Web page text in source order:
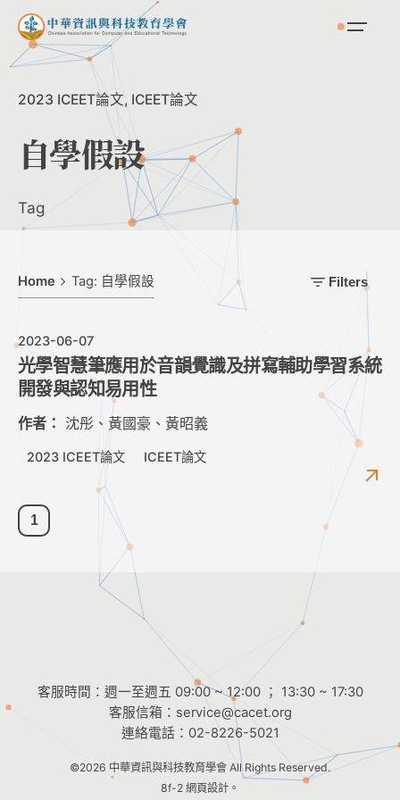
Skip
content
2023 ICEET論文 ICEET論文
自學假設
Tag
Home Tag: 自學假設 Filters
2023-06-07
光學智慧筆應用於音韻覺識及拼寫輔助學習系統
開發與認知易用性
作者： 沈彤、黃國豪、黃昭義
2023 ICEET論文 ICEET論文
1
客服時間：週一至週五 09:00 ~ 12:00 ； 13:30 ~ 17:30
客服信箱： service@cacet.org
連絡電話： 02-8226-5021
©2026 中華資訊與科技教育學會 All Rights Reserved.
8f-2 網頁設計。